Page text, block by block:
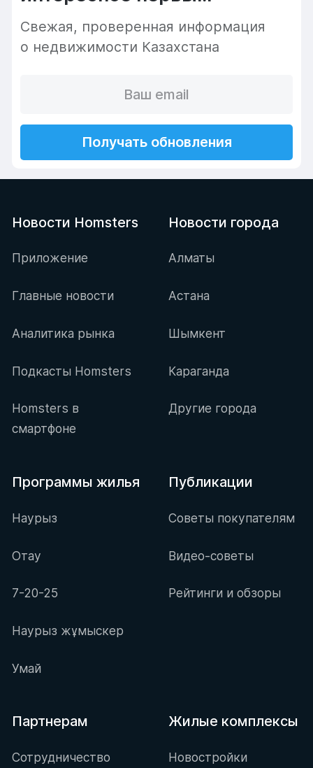
Cвежая, проверенная информация
о недвижимости Казахстана
Получать обновления
Новости Homsters
Приложение
Главные новости
Аналитика рынка
Подкасты Homsters
Homsters в
смартфоне
Новости города
Алматы
Астана
Шымкент
Караганда
Другие города
Программы жилья
Наурыз
Отау
7-20-25
Наурыз жұмыскер
Умай
Публикации
Советы покупателям
Видео-советы
Рейтинги и обзоры
Партнерам
Сотрудничество
Жилые комплексы
Новостройки